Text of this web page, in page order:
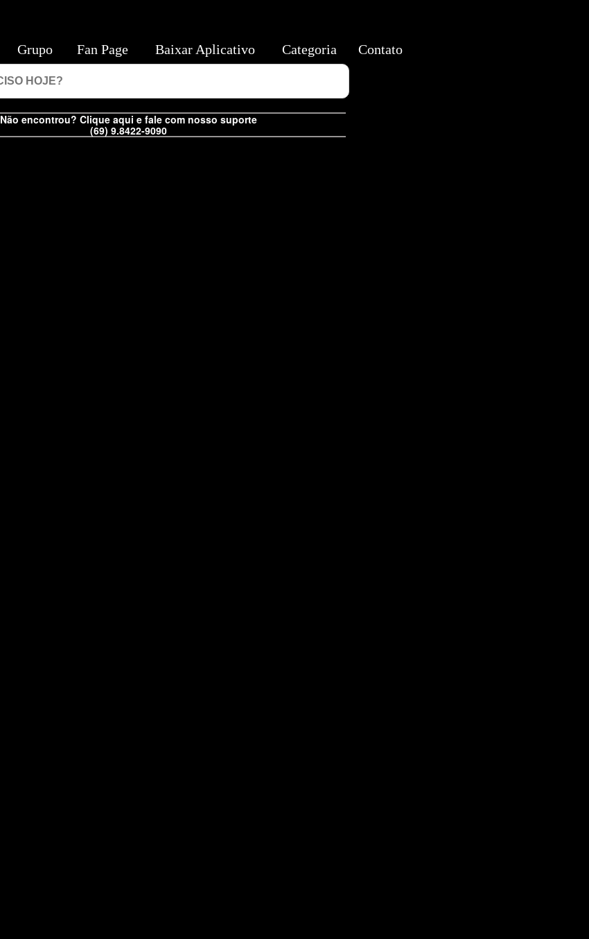
Não encontrou? Clique aqui e fale com nosso suporte
(69) 9.8422-9090
Grupo Fan Page Baixar Aplicativo Categoria Contato